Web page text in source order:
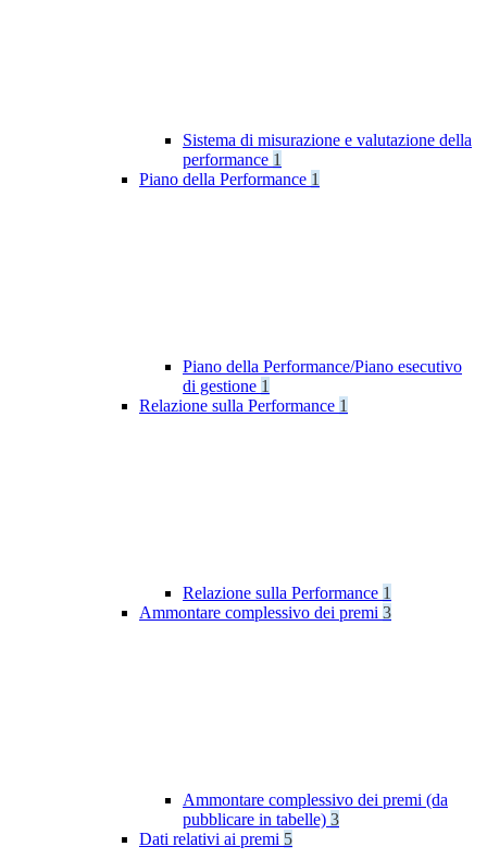
Sistema di misurazione e valutazione della
performance 1
Piano della Performance 1
Piano della Performance/Piano esecutivo
di gestione 1
Relazione sulla Performance 1
Relazione sulla Performance 1
Ammontare complessivo dei premi 3
Ammontare complessivo dei premi (da
pubblicare in tabelle) 3
Dati relativi ai premi 5